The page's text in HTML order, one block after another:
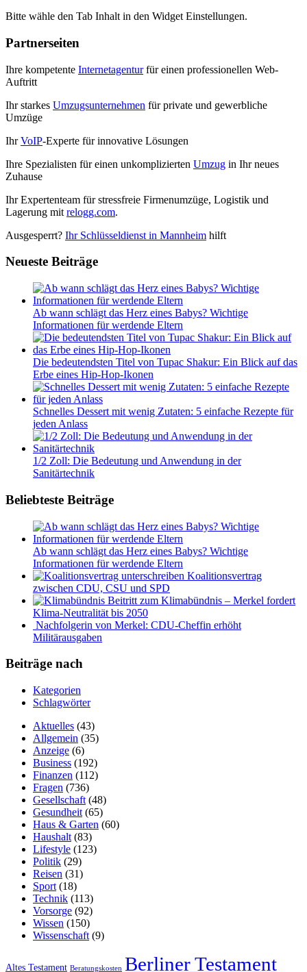
Bitte wähle den Tab Inhalt in den Widget Einstellungen.
Partnerseiten
Ihre kompetente Internetagenturfür einen professionellen Web-
Auftritt
Ihr starkes Umzugsunternehmen für private und gewerbliche
Umzüge
IhrVoIP-Experte für innovative Lösungen
Ihre Spezialisten für einen unkomplizierten Umzug in Ihr neues
Zuhause
Ihr Expertenteam für stressfreie Firmenumzüge, Logistik und
Lagerung mit relogg.com.
Ausgesperrt? Ihr Schlüsseldienst in Mannheim hilft
Neueste Beiträge
Ab wann schlägt das Herz eines Babys? Wichtige
Informationen für werdende Eltern
Die bedeutendsten Titel von Tupac Shakur: Ein Blick auf das
Erbe eines Hip-Hop-Ikonen
Schnelles Dessert mit wenig Zutaten: 5 einfache Rezepte für
jeden Anlass
1/2 Zoll: Die Bedeutung und Anwendung in der
Sanitärtechnik
Beliebteste Beiträge
Ab wann schlägt das Herz eines Babys? Wichtige
Informationen für werdende Eltern
Koalitionsvertrag
zwischen CDU, CSU und SPD
Beitritt zum Klimabündnis – Merkel fordert
Klima-Neutralität bis 2050
Nachfolgerin von Merkel: CDU-Cheffin erhöht
Militärausgaben
Beiträge nach
Kategorien
Schlagwörter
Aktuelles (43)
Allgemein (35)
Anzeige (6)
Business (192)
Finanzen (112)
Fragen (736)
Gesellschaft (48)
Gesundheit (65)
Haus & Garten (60)
Haushalt (83)
Lifestyle (123)
Politik (29)
Reisen (31)
Sport (18)
Technik (113)
Vorsorge (92)
Wissen (150)
Wissenschaft (9)
Altes Testament Beratungskosten Berliner Testament